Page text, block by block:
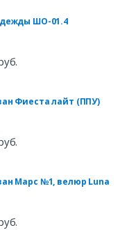
ШО-01.4
Фиеста лайт (ППУ)
Марс №1, велюр Luna